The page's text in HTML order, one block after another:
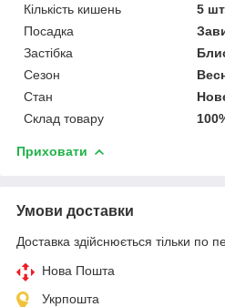
Кількість кишень
5
Посадка
Застібка
Сезон
Стан
Склад товару
Приховати
Умови доставки
Доставка здійснюється тільки по
Нова Пошта
Укрпошта